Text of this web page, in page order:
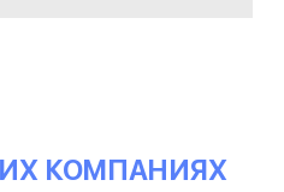
КОМПАНИЯХ